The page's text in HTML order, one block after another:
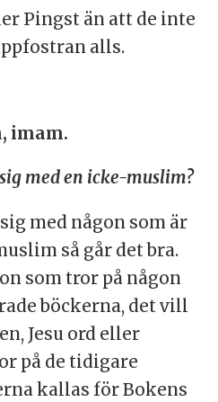
Pingst än att de inte
alls.
imam.
med en icke-muslim?
med någon som är
så går det bra.
som tror på någon
böckerna, det vill
Jesu ord eller
på de tidigare
kallas för Bokens